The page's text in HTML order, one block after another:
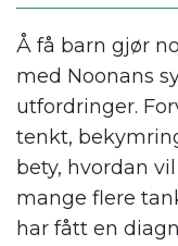
Å få barn gjør
med Noonans
utfordringer.
tenkt,
bety, hvordan
mange flere
har fått en